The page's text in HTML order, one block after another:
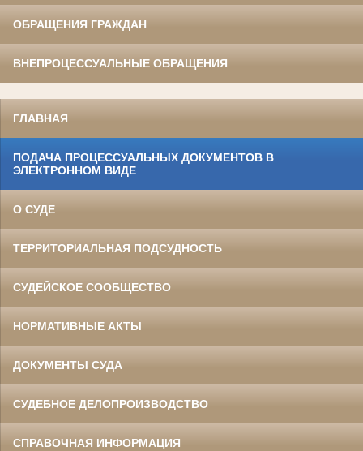
ОБРАЩЕНИЯ ГРАЖДАН
ВНЕПРОЦЕССУАЛЬНЫЕ ОБРАЩЕНИЯ
ГЛАВНАЯ
ПОДАЧА ПРОЦЕССУАЛЬНЫХ ДОКУМЕНТОВ В
ЭЛЕКТРОННОМ ВИДЕ
О СУДЕ
ТЕРРИТОРИАЛЬНАЯ ПОДСУДНОСТЬ
СУДЕЙСКОЕ СООБЩЕСТВО
НОРМАТИВНЫЕ АКТЫ
ДОКУМЕНТЫ СУДА
СУДЕБНОЕ ДЕЛОПРОИЗВОДСТВО
СПРАВОЧНАЯ ИНФОРМАЦИЯ